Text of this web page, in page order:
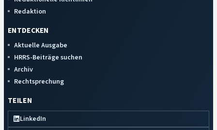
Redaktion
ENTDECKEN
Aktuelle Ausgabe
HRRS-Beiträge suchen
Archiv
Rechtsprechung
TEILEN
LinkedIn